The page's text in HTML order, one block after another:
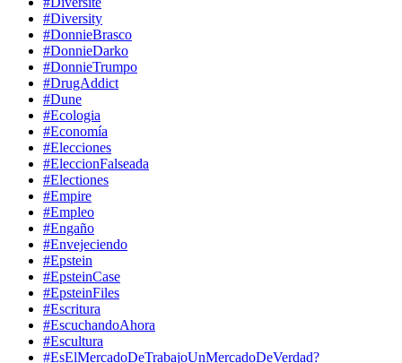
#Diversity
#DonnieBrasco
#DonnieDarko
#DonnieTrumpo
#DrugAddict
#Dune
#Ecologia
#Economía
#Elecciones
#EleccionFalseada
#Electiones
#Empire
#Empleo
#Engaño
#Envejeciendo
#Epstein
#EpsteinCase
#EpsteinFiles
#Escritura
#EscuchandoAhora
#Escultura
#EsElMercadoDeTrabajoUnMercadoDeVerdad?